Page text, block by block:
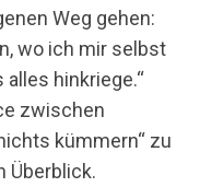
Weg gehen:
wo ich mir selbst
hinkriege.“
zwischen
kümmern“ zu
Überblick.